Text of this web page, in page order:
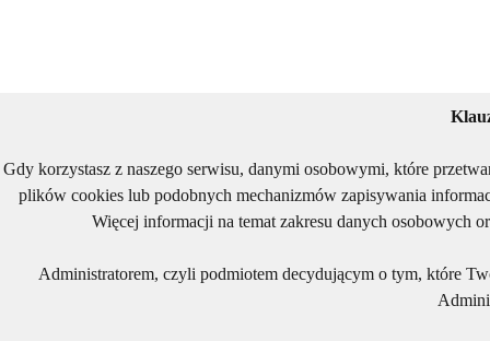
Gdy korzystasz z naszego serwisu, danymi osobowymi, które
plików cookies lub podobnych mechanizmów zapisywania
Więcej informacji na temat zakresu danych osobowych
Administratorem, czyli podmiotem decydującym o tym, które